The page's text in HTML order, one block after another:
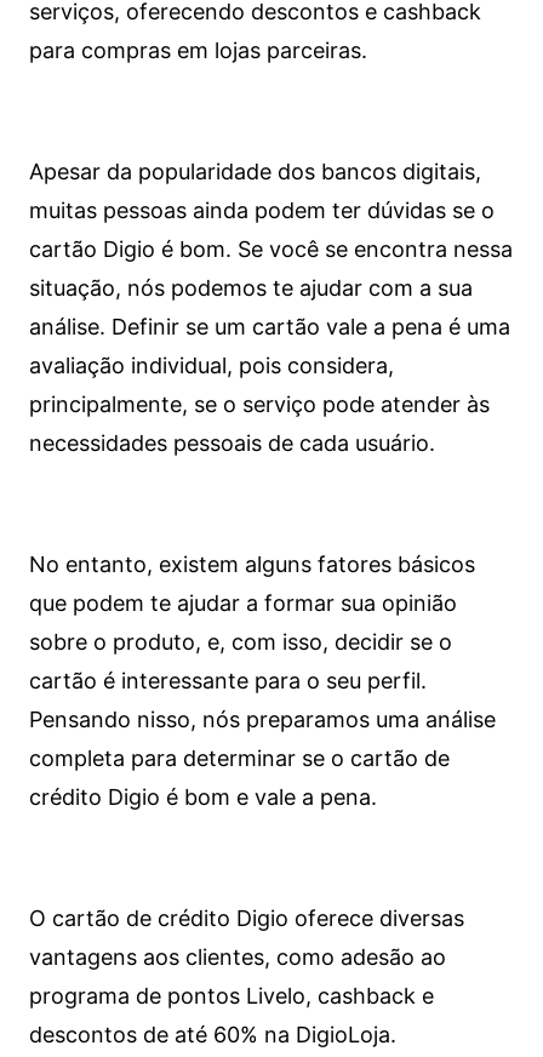
serviços, oferecendo descontos e cashback
para compras em lojas parceiras.
Apesar da popularidade dos bancos digitais,
muitas pessoas ainda podem ter dúvidas se o
cartão Digio é bom. Se você se encontra nessa
situação, nós podemos te ajudar com a sua
análise. Definir se um cartão vale a pena é uma
avaliação individual, pois considera,
principalmente, se o serviço pode atender às
necessidades pessoais de cada usuário.
No entanto, existem alguns fatores básicos
que podem te ajudar a formar sua opinião
sobre o produto, e, com isso, decidir se o
cartão é interessante para o seu perfil.
Pensando nisso, nós preparamos uma análise
completa para determinar se o cartão de
crédito Digio é bom e vale a pena.
O cartão de crédito Digio oferece diversas
vantagens aos clientes, como adesão ao
programa de pontos Livelo, cashback e
descontos de até 60% na DigioLoja.